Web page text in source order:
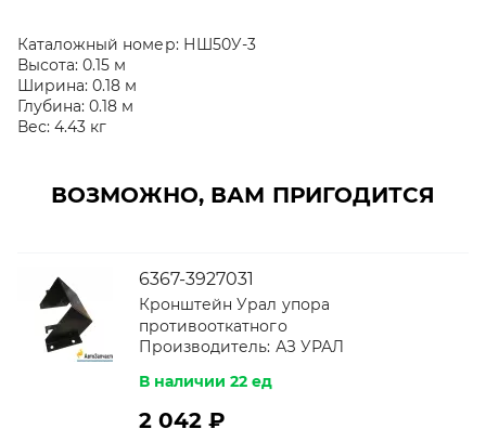
Каталожный номер: НШ50У-3
Высота: 0.15 м
Ширина: 0.18 м
Глубина: 0.18 м
Вес: 4.43 кг
ВОЗМОЖНО, ВАМ ПРИГОДИТСЯ
6367-3927031
Кронштейн Урал упора
противооткатного
Производитель: АЗ УРАЛ
В наличии 22 ед
2 042 ₽